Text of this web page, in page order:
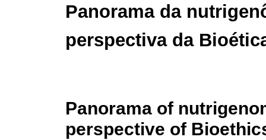
Panorama da
perspectiva da
Panorama of
perspective of